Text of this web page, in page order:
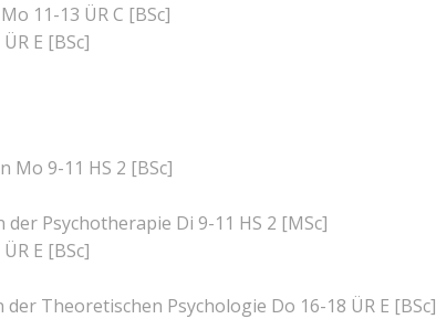
11-13 ÜR C [BSc]
E [BSc]
Mo 9-11 HS 2 [BSc]
Psychotherapie Di 9-11 HS 2 [MSc]
E [BSc]
Theoretischen Psychologie Do 16-18 ÜR E [BSc]